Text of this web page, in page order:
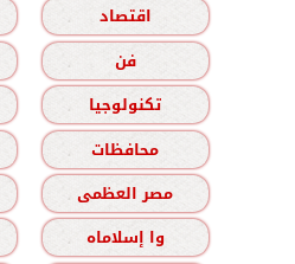
اقتصاد
فن
تكنولوجيا
محافظات
مصر العظمى
وا إسلاماه